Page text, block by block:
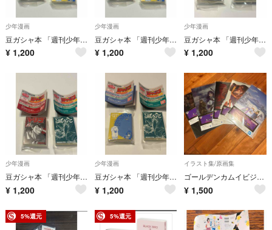
少年漫画
豆ガシャ本 「週刊少年ジャンプ ジャンプコミックスコレクション」05
¥ 1,200
少年漫画
豆ガシャ本 「週刊少年ジャンプ ジャンプコミックスコレクション」05
¥ 1,200
少年漫画
豆ガシャ本 「週刊少年ジャンプ ジャンプコミックスコレクション」05
¥ 1,200
少年漫画
豆ガシャ本 「週刊少年ジャンプ ジャンプコミックスコレクション」05 トリコ しのびごと
¥ 1,200
少年漫画
豆ガシャ本 「週刊少年ジャンプ ジャンプコミックスコレクション」05
¥ 1,200
イラスト集/原画集
ゴールデンカムイビジュアルシート
¥ 1,500
5%還元 5%還元